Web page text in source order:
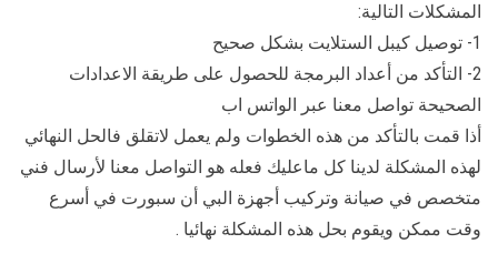
المشكلات التالية:
1- توصيل كيبل الستلايت بشكل صحيح
2- التأكد من أعداد البرمجة للحصول على طريقة الاعدادات
الصحيحة تواصل معنا عبر الواتس اب
أذا قمت بالتأكد من هذه الخطوات ولم يعمل لاتقلق فالحل النهائي
لهذه المشكلة لدينا كل ماعليك فعله هو التواصل معنا لأرسال فني
متخصص في صيانة وتركيب أجهزة البي أن سبورت في أسرع
وقت ممكن ويقوم بحل هذه المشكلة نهائيا .